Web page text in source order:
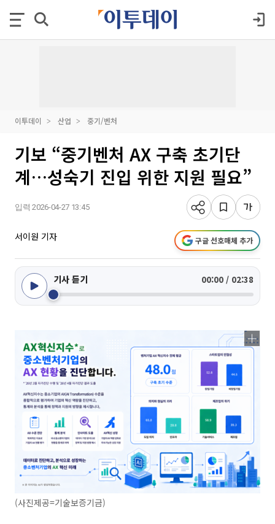
이투데이 산업 중기/벤처
기보 “중기벤처 AX 구축 초기단
계…성숙기 진입 위한 지원 필요”
입력 2026-04-27 13:45
서이원 기자 구글 선호매체 추가
기사 듣기 00:00 / 02:38
(사진제공=기술보증기금)